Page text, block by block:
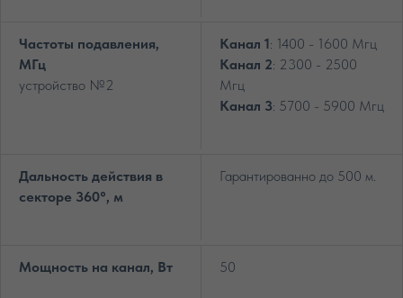
Частоты подавления,
МГц
устройство №2
Канал 1: 1400 - 1600 Мгц
Канал 2: 2300 - 2500
Мгц
Канал 3: 5700 - 5900 Мгц
Дальность действия в
секторе 360°, м
Гарантированно до 500 м.
Мощность на канал, Вт 50